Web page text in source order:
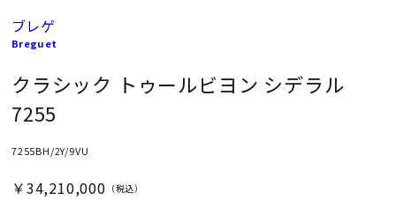
ブレゲ
Breguet
クラシック トゥールビヨン シデラル
7255
7255BH/2Y/9VU
￥34,210,000 （税込）